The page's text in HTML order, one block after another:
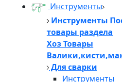
Инструменты
Инструменты
товары раздела
Хоз Товары
Для сварки
Инструменты